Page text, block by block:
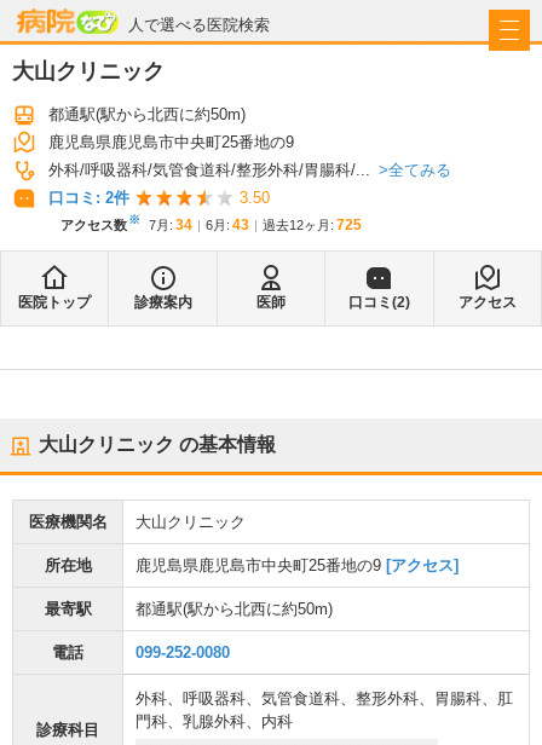
人で選べる医院検索
病院なび
大山クリニック
都通駅(駅から北西に約50m)
鹿児島県鹿児島市中央町25番地の9
外科 呼吸器科 気管食道科 整形外科 胃腸科 ...
全てみる
口コミ: 2件 3.50
アクセス数※ 7月 : 34 6月 : 43 過去12ヶ月: 725
医院トップ 診療案内 医師 口コミ(2) アクセス
大山クリニック の基本情報
医療機関名 大山クリニック
所在地 鹿児島県鹿児島市中央町25番地の9 [アクセス]
最寄駅 都通駅(駅から北西に約50m)
電話 099-252-0080
診療科目
外科、 呼吸器科、 気管食道科、 整形外科、 胃腸科、 肛
門科、 乳腺外科、 内科